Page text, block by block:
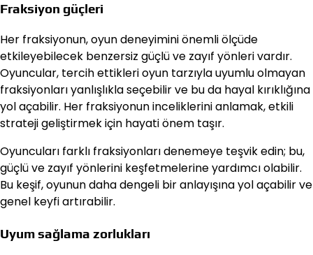
Fraksiyon güçleri
Her fraksiyonun, oyun deneyimini önemli ölçüde
etkileyebilecek benzersiz güçlü ve zayıf yönleri vardır.
Oyuncular, tercih ettikleri oyun tarzıyla uyumlu olmayan
fraksiyonları yanlışlıkla seçebilir ve bu da hayal kırıklığına
yol açabilir. Her fraksiyonun inceliklerini anlamak, etkili
strateji geliştirmek için hayati önem taşır.
Oyuncuları farklı fraksiyonları denemeye teşvik edin; bu,
güçlü ve zayıf yönlerini keşfetmelerine yardımcı olabilir.
Bu keşif, oyunun daha dengeli bir anlayışına yol açabilir ve
genel keyfi artırabilir.
Uyum sağlama zorlukları